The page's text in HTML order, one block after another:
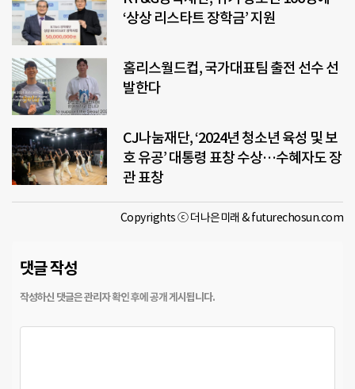
‘상상 리스타트 장학금’ 지원
홈리스월드컵, 국가대표팀 출전 선수 선
발한다
CJ나눔재단, ‘2024년 청소년 육성 및 보
호 유공’ 대통령 표창 수상…수혜자도 장
관 표창
Copyrights ⓒ 더나은미래 & futurechosun.com
댓글 작성